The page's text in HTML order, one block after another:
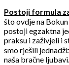
Postoji formula
što ovdje na
postoji egzaktna
praksu i zaživjeli i
smo rješili
naša bračne ljubavi.